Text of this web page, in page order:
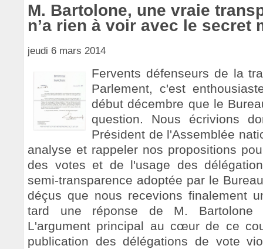
M. Bartolone, une vraie
n’a rien à voir avec le secret
jeudi 6 mars 2014
Fervents défenseurs de la
Parlement, c'est
début décembre que le
question. Nous écrivions
Président de l'Assemblée
analyse et rappeler nos propositions
des votes et de l'usage des
semi-transparence adoptée par le
déçus que nous recevions finalement
tard une réponse de M. Bartolone
L'argument principal au cœur de ce
publication des délégations de vote